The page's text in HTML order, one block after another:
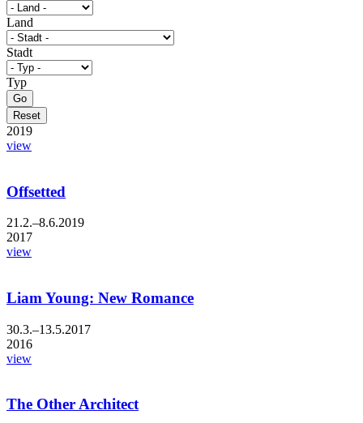
Land
Stadt
Typ
2019
view
Offsetted
21.2.–8.6.2019
2017
view
Liam Young: New Romance
30.3.–13.5.2017
2016
view
The Other Architect